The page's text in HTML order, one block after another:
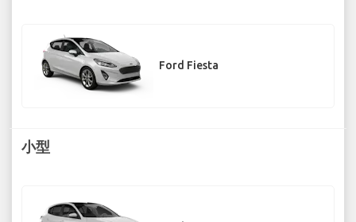
Ford Fiesta
小型